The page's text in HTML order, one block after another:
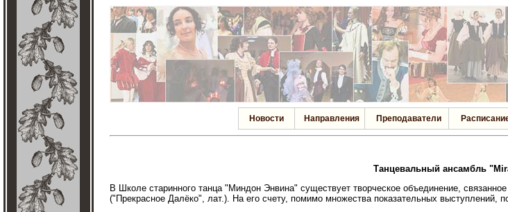
Новости Направления Преподаватели
Танцевальный ансамбль
В Школе старинного танца "Миндон Энвина" существует творческое объединение,
("Прекрасное Далёко", лат.). На его счету, помимо множества показательных выступлений,